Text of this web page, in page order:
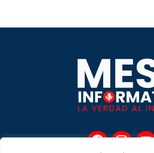
F
a
I
n
Y